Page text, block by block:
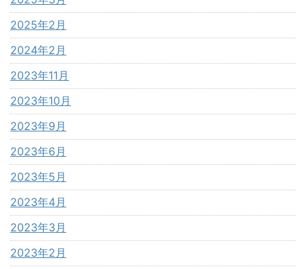
2025年2月
2024年2月
2023年11月
2023年10月
2023年9月
2023年6月
2023年5月
2023年4月
2023年3月
2023年2月